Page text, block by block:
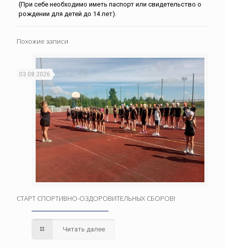
(При себе необходимо иметь паспорт или свидетельство о
рождении для детей до 14 лет).
Похожие записи
03.08.2026
СТАРТ СПОРТИВНО-ОЗДОРОВИТЕЛЬНЫХ СБОРОВ!
Читать далее